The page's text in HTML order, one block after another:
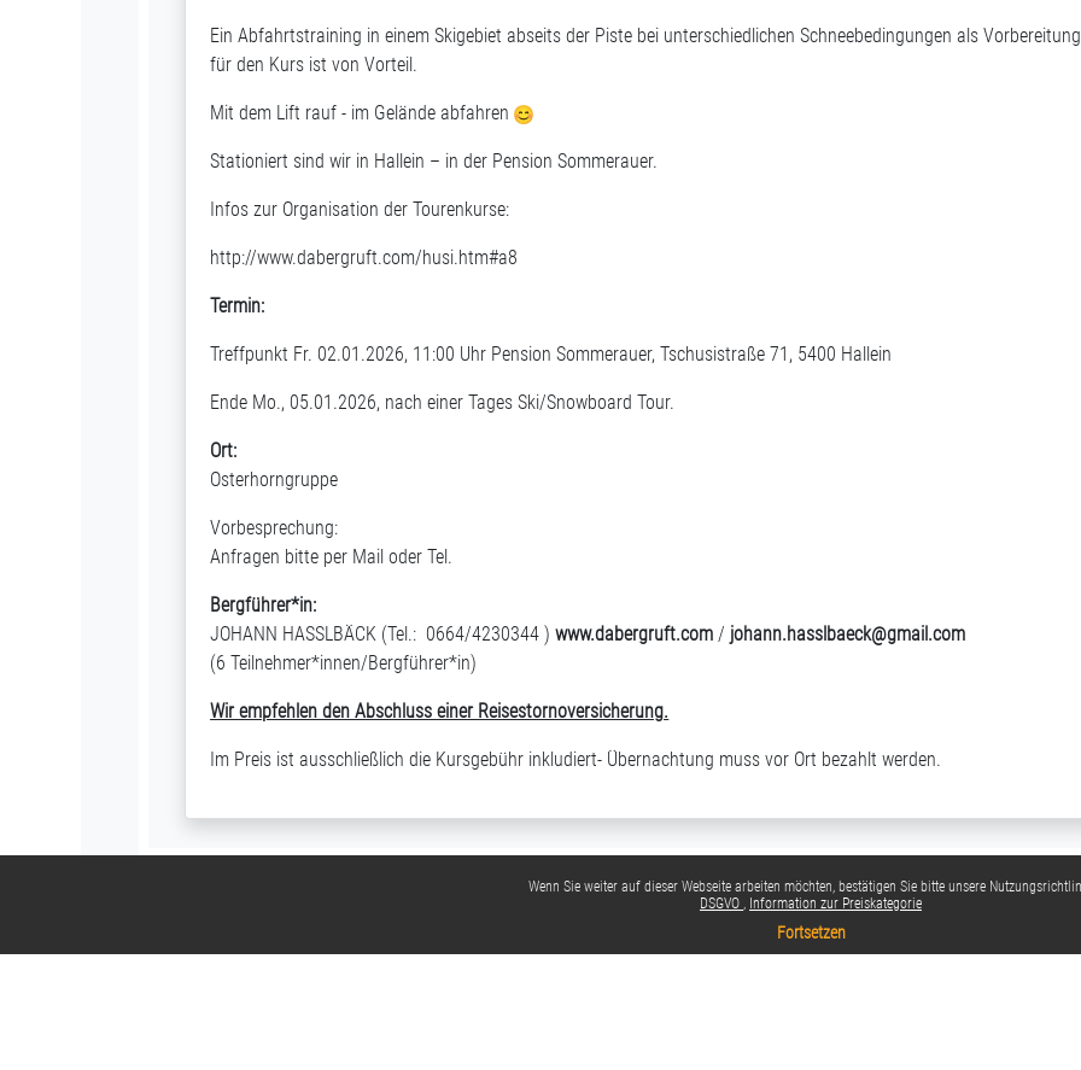
Wenn Sie weiter auf dieser Webseite arbeiten möchten, bestätigen Sie bitte unsere
DSGVO
Information zur Preiskategorie
Fortsetzen
Ein Abfahrtstraining in einem Skigebiet abseits der Piste bei unterschiedlichen Schneebedingungen als Vorbereitung
für den Kurs ist von Vorteil.
Mit dem Lift rauf - im Gelände abfahren
Stationiert sind wir in Hallein – in der Pension Sommerauer.
Infos zur Organisation der Tourenkurse:
http://www.dabergruft.com/husi.htm#a8
Termin:
Treffpunkt Fr. 02.01.2026, 11:00 Uhr Pension Sommerauer, Tschusistraße 71, 5400 Hallein
Ende Mo., 05.01.2026, nach einer Tages Ski/Snowboard Tour.
Ort:
Osterhorngruppe
Vorbesprechung:
Anfragen bitte per Mail oder Tel.
Bergführer*in:
JOHANN HASSLBÄCK (Tel.: 0664/4230344 )www.dabergruft.com / johann.hasslbaeck@gmail.com
(6 Teilnehmer*innen/Bergführer*in)
Wir empfehlen den Abschluss einer Reisestornoversicherung.
Im Preis ist ausschließlich die Kursgebühr inkludiert- Übernachtung muss vor Ort bezahlt werden.